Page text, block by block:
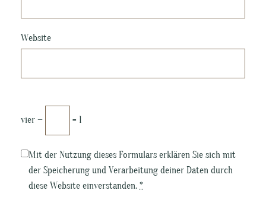
Website
vier − = 1
Mit der Nutzung dieses Formulars erklären Sie sich mit
der Speicherung und Verarbeitung deiner Daten durch
diese Website einverstanden. *